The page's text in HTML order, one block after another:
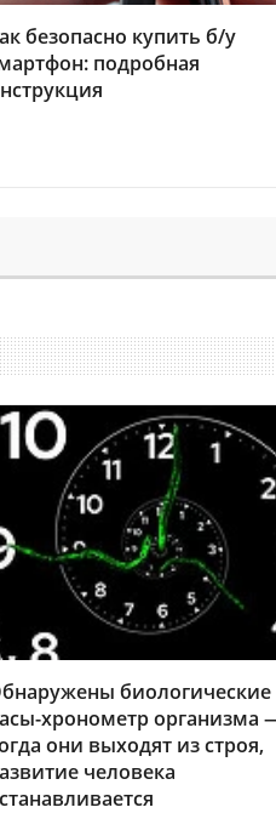
безопасно купить б/у
подробная
биологические
хронометр организма
они выходят из строя,
человека